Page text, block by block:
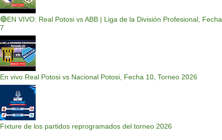
🔴EN VIVO: Real Potosi vs ABB | Liga de la División Profesional, Fecha
7
En vivo Real Potosi vs Nacional Potosi, Fecha 10, Torneo 2026
Fixture de los partidos reprogramados del torneo 2026